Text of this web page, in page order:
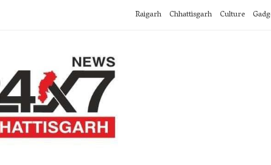
Raigarh Chhattisgarh Culture